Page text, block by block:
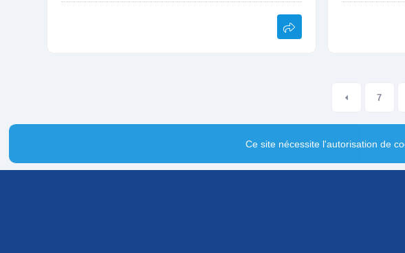
7
Ce site nécessite l'autorisation de